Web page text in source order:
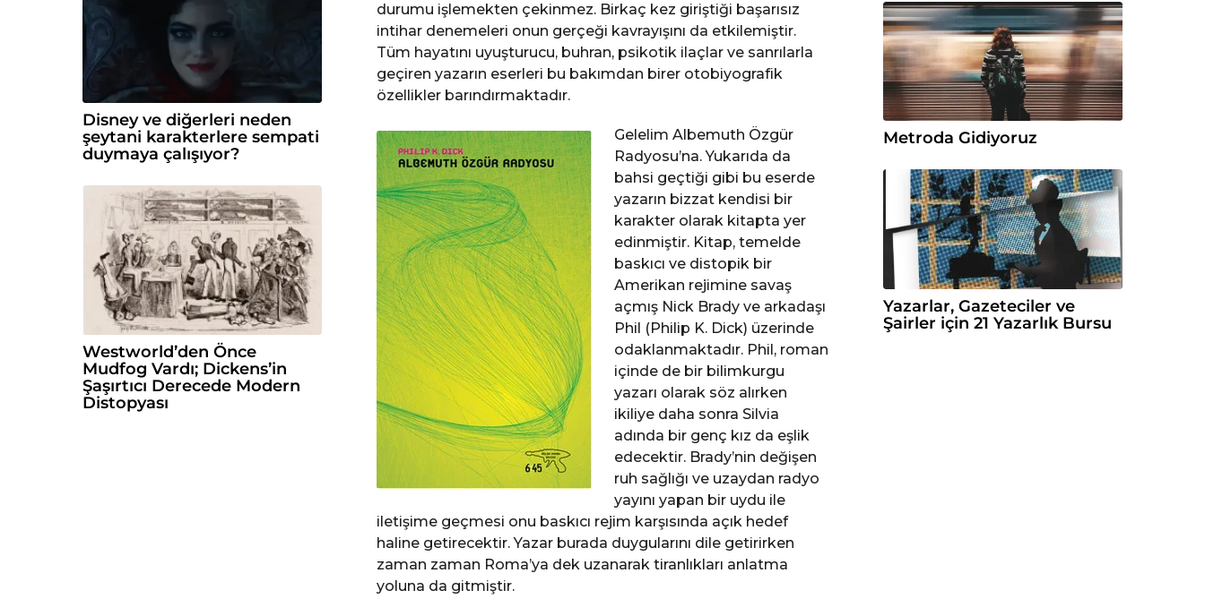
durumu işlemekten çekinmez. Birkaç kez giriştiği başarısız
intihar denemeleri onun gerçeği kavrayışını da etkilemiştir.
Tüm hayatını uyuşturucu, buhran, psikotik ilaçlar ve sanrılarla
geçiren yazarın eserleri bu bakımdan birer otobiyografik
özellikler barındırmaktadır.
Gelelim Albemuth Özgür
Radyosu’na. Yukarıda da
bahsi geçtiği gibi bu eserde
yazarın bizzat kendisi bir
karakter olarak kitapta yer
edinmiştir. Kitap, temelde
baskıcı ve distopik bir
Amerikan rejimine savaş
açmış Nick Brady ve arkadaşı
Phil (Philip K. Dick) üzerinde
odaklanmaktadır. Phil, roman
içinde de bir bilimkurgu
yazarı olarak söz alırken
ikiliye daha sonra Silvia
adında bir genç kız da eşlik
edecektir. Brady’nin değişen
ruh sağlığı ve uzaydan radyo
yayını yapan bir uydu ile
iletişime geçmesi onu baskıcı rejim karşısında açık hedef
haline getirecektir. Yazar burada duygularını dile getirirken
zaman zaman Roma’ya dek uzanarak tiranlıkları anlatma
yoluna da gitmiştir.
Disney ve diğerleri neden
şeytani karakterlere sempati
duymaya çalışıyor?
Westworld’den Önce
Mudfog Vardı; Dickens’in
Şaşırtıcı Derecede Modern
Distopyası
Metroda Gidiyoruz
Yazarlar, Gazeteciler ve
Şairler için 21 Yazarlık Bursu